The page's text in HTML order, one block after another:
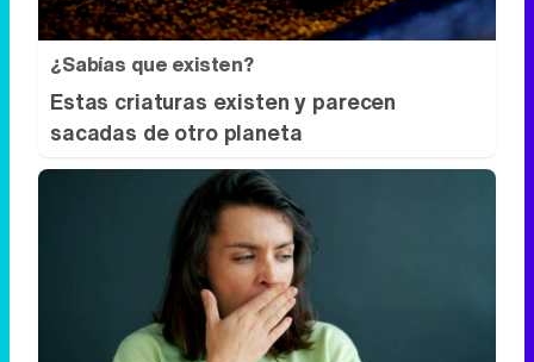
¿Sabías que existen?
Estas criaturas existen y parecen
sacadas de otro planeta